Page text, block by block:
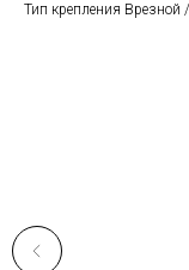
Тип крепления Врезной